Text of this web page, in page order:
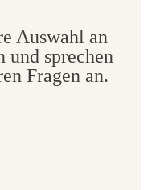
Auswahl an
und sprechen
Fragen an.